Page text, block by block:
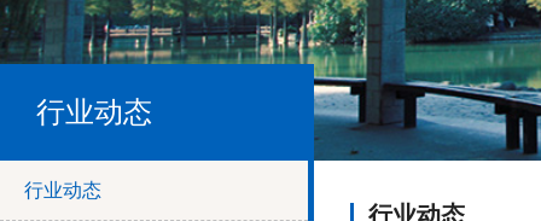
行业动态
行业动态
行业动态